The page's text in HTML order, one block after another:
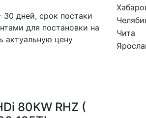
30 дней, срок постаки
для постановки на
актуальную цену
80KW RHZ (
Чита